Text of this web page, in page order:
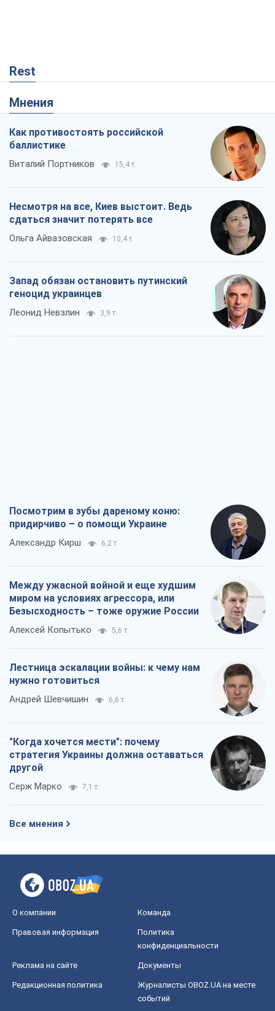
Rest
Мнения
Как противостоять российской
баллистике
Виталий Портников 15,4 т.
Несмотря на все, Киев выстоит. Ведь
сдаться значит потерять все
Ольга Айвазовская 10,4 т.
Запад обязан остановить путинский
геноцид украинцев
Леонид Невзлин 3,9 т.
Посмотрим в зубы дареному коню:
придирчиво – о помощи Украине
Александр Кирш 6,2 т.
Между ужасной войной и еще худшим
миром на условиях агрессора, или
Безысходность – тоже оружие России
Алексей Копытько 5,6 т.
Лестница эскалации войны: к чему нам
нужно готовиться
Андрей Шевчишин 6,6 т.
"Когда хочется мести": почему
стратегия Украины должна оставаться
другой
Серж Марко 7,1 т.
Все мнения
О компании Команда
Правовая информация
Политика
конфиденциальности
Реклама на сайте Документы
Редакционная политика
Журналисты OBOZ.UA на месте
событий